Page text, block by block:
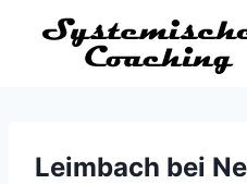
Inhalt
Leimbach bei